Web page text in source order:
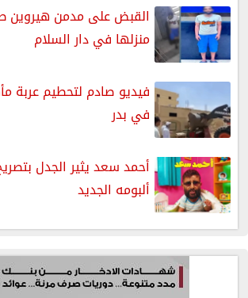
القبض على مدمن هيروين
منزلها في دار السلام
فيديو صادم لتحطيم عربة
في بدر
أحمد سعد يثير الجدل
ألبومه الجديد